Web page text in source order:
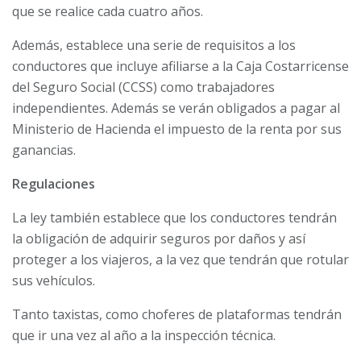
que se realice cada cuatro años.
Además, establece una serie de requisitos a los
conductores que incluye afiliarse a la Caja Costarricense
del Seguro Social (CCSS) como trabajadores
independientes. Además se verán obligados a pagar al
Ministerio de Hacienda el impuesto de la renta por sus
ganancias.
Regulaciones
La ley también establece que los conductores tendrán
la obligación de adquirir seguros por daños y así
proteger a los viajeros, a la vez que tendrán que rotular
sus vehículos.
Tanto taxistas, como choferes de plataformas tendrán
que ir una vez al año a la inspección técnica.